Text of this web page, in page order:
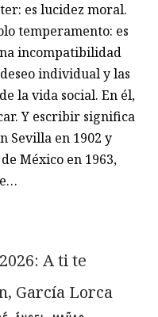
es lucidez moral.
temperamento: es
incompatibilidad
individual y las
la vida social. En él,
Y escribir significa
Sevilla en 1902 y
México en 1963,
A ti te
García Lorca